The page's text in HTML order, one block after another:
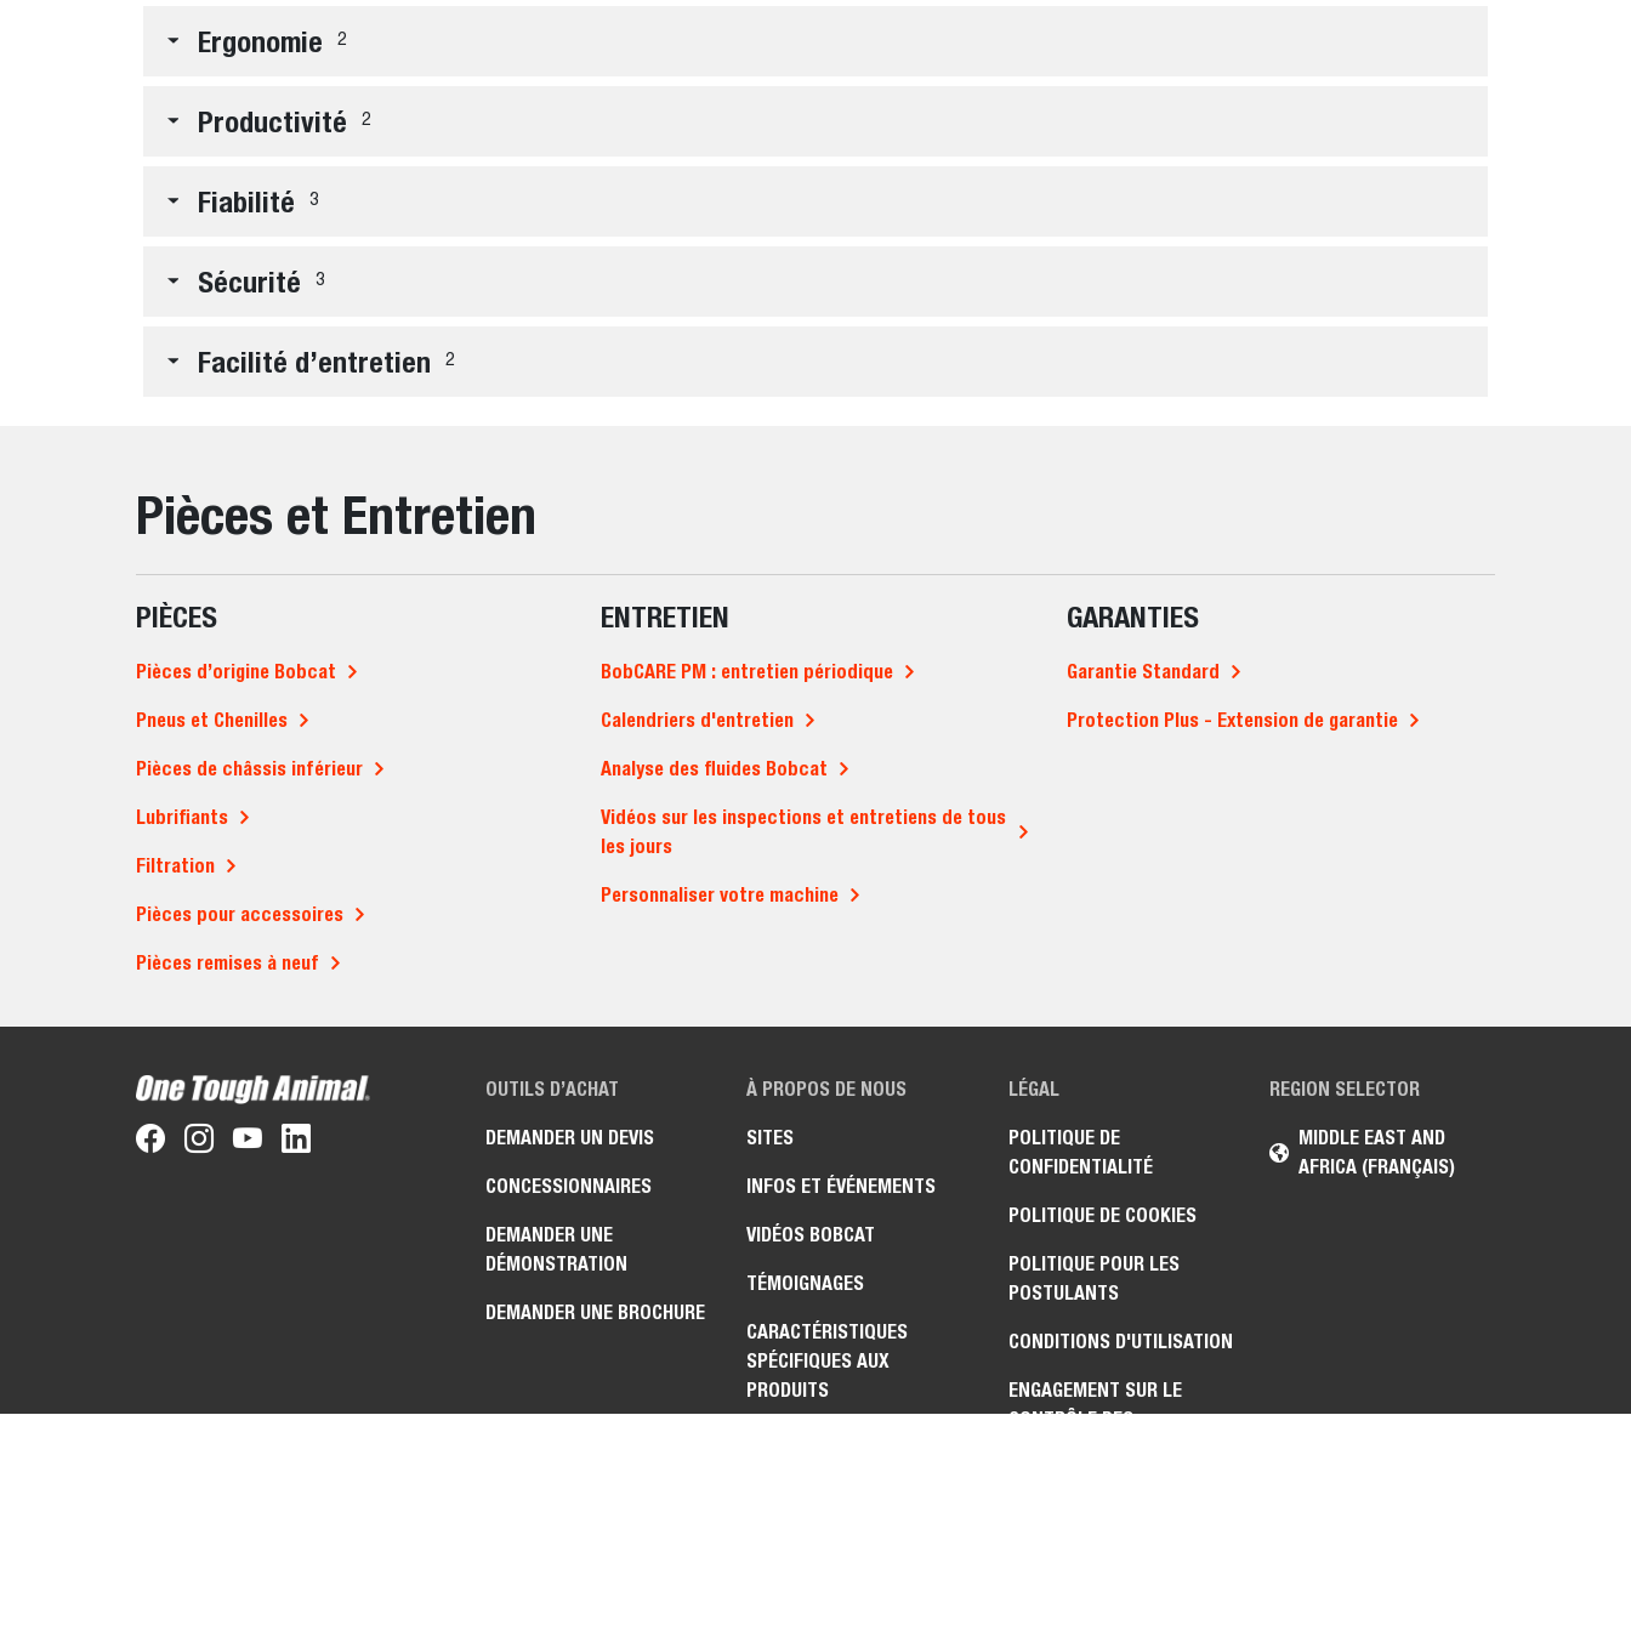
Ergonomie 2
Productivité 2
Fiabilité 3
Sécurité 3
Facilité d’entretien 2
Pièces et Entretien
ENTRETIEN
BobCARE PM : entretien périodique
Calendriers d'entretien
Analyse des fluides Bobcat
Vidéos sur les inspections et entretiens de tous
les jours
Personnaliser votre machine
PIÈCES
Pièces d’origine Bobcat
Pneus et Chenilles
Pièces de châssis inférieur
Lubrifiants
Filtration
Pièces pour accessoires
Pièces remises à neuf
GARANTIES
Garantie Standard
Protection Plus - Extension de garantie
REGION SELECTOR
MIDDLE EAST AND
AFRICA (FRANÇAIS)
OUTILS D’ACHAT
DEMANDER UN DEVIS
CONCESSIONNAIRES
DEMANDER UNE
DÉMONSTRATION
DEMANDER UNE BROCHURE
À PROPOS DE NOUS
SITES
INFOS ET ÉVÉNEMENTS
VIDÉOS BOBCAT
TÉMOIGNAGES
CARACTÉRISTIQUES
SPÉCIFIQUES AUX
PRODUITS
LÉGAL
POLITIQUE DE
CONFIDENTIALITÉ
POLITIQUE DE COOKIES
POLITIQUE POUR LES
POSTULANTS
CONDITIONS D'UTILISATION
ENGAGEMENT SUR LE
CONTRÔLE DES